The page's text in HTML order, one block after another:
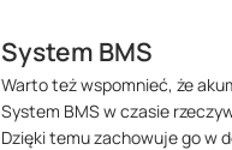
System BMS
Warto też wspomnieć, że
System BMS w czasie
Dzięki temu zachowuje go w